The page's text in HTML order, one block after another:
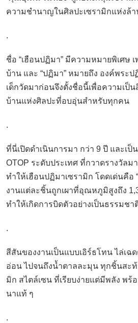
ความชำนาญในศิลปะเซรามิกแห่งล้า
.
ชื่อ “เฮือนปฏิมา” มีความหมายพิเศษ เ
บ้าน และ “ปฏิมา” หมายถึง องค์พระป
เด็กวัดมาก่อนจึงตั้งชื่อนี้เพื่อความเป็
บ้านแห่งศิลปะที่อบอุ่นสำหรับทุกคน
.
ที่นี่เปิดดำเนินการมา กว่า 9 ปี และเ
OTOP ระดับประเทศ ที่กวาดรางวัล
ทำให้เฮือนปฏิมาเซรามิก โดดเด่นคือ
งานแต่ละชิ้นถูกเผาที่อุณหภูมิสูงถึง
ทำให้เกิดการบิดตัวอย่างเป็นธรรมช
.
สีสันของงานเป็นแบบเอิร์ธโทน ไล่เฉ
อ่อน ไปจนถึงน้ำตาลละมุน ทุกชิ้นสะ
มิก สไตล์เซน ที่เรียบง่ายแต่มีพลัง พ
นาแท้ ๆ
.